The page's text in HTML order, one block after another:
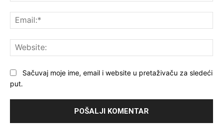
Sačuvaj moje ime, email i website u pretaživaču za sledeći
put.